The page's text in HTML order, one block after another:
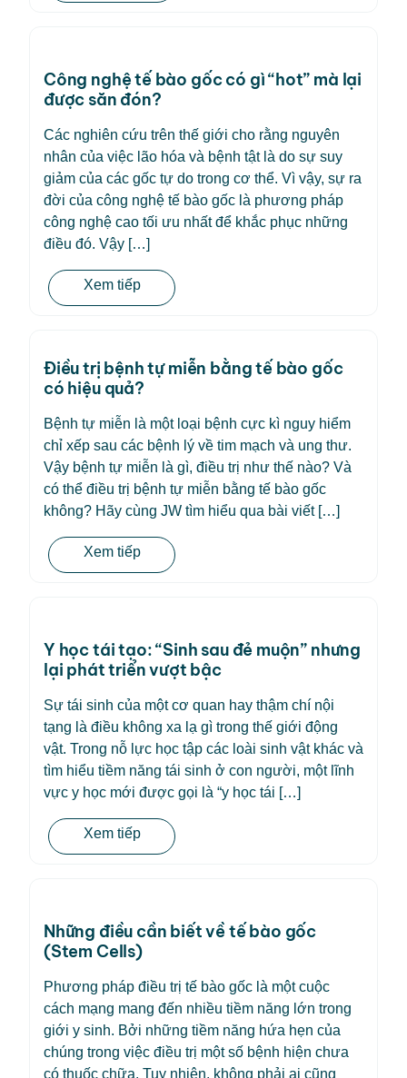
Công nghệ tế bào gốc có gì “hot” mà lại
được săn đón?
Các nghiên cứu trên thế giới cho rằng nguyên
nhân của việc lão hóa và bệnh tật là do sự suy
giảm của các gốc tự do trong cơ thể. Vì vậy, sự ra
đời của công nghệ tế bào gốc là phương pháp
công nghệ cao tối ưu nhất để khắc phục những
điều đó. Vậy […]
Xem tiếp
Điều trị bệnh tự miễn bằng tế bào gốc
có hiệu quả?
Bệnh tự miễn là một loại bệnh cực kì nguy hiểm
chỉ xếp sau các bệnh lý về tim mạch và ung thư.
Vậy bệnh tự miễn là gì, điều trị như thế nào? Và
có thể điều trị bệnh tự miễn bằng tế bào gốc
không? Hãy cùng JW tìm hiểu qua bài viết […]
Xem tiếp
Y học tái tạo: “Sinh sau đẻ muộn” nhưng
lại phát triển vượt bậc
Sự tái sinh của một cơ quan hay thậm chí nội
tạng là điều không xa lạ gì trong thế giới động
vật. Trong nỗ lực học tập các loài sinh vật khác và
tìm hiểu tiềm năng tái sinh ở con người, một lĩnh
vực y học mới được gọi là “y học tái […]
Xem tiếp
Những điều cần biết về tế bào gốc
(Stem Cells)
Phương pháp điều trị tế bào gốc là một cuộc
cách mạng mang đến nhiều tiềm năng lớn trong
giới y sinh. Bởi những tiềm năng hứa hẹn của
chúng trong việc điều trị một số bệnh hiện chưa
có thuốc chữa. Tuy nhiên, không phải ai cũng